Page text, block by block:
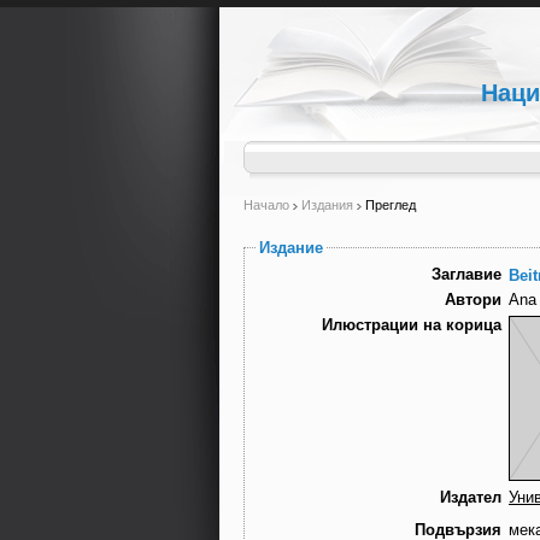
Начало Издания Преглед
Издание
Заглавие
Автори Ana
Илюстрации на корица
Издател
Подвързия